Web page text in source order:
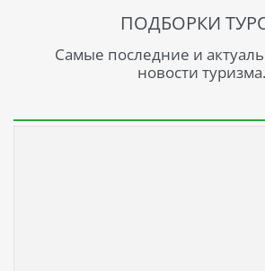
ПОДБОРКИ
Самые последние и
новости туризма.